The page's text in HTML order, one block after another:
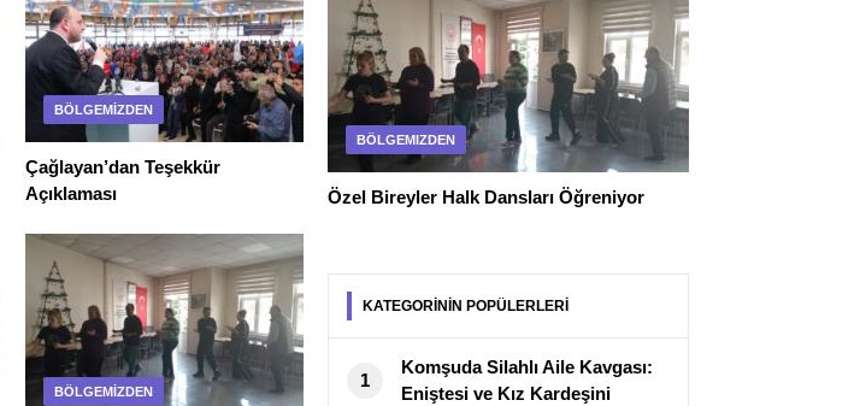
BÖLGEMIZDEN
Çağlayan’dan Teşekkür
Açıklaması
BÖLGEMIZDEN
BÖLGEMIZDEN
Özel Bireyler Halk Dansları Öğreniyor
KATEGORİNİN POPÜLERLERİ
1
Komşuda Silahlı Aile Kavgası:
Eniştesi ve Kız Kardeşini